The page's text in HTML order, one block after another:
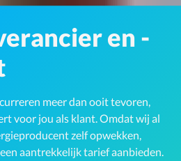
en -
meer dan ooit tevoren,
voor jou als klant. Omdat wij al
zelf opwekken,
aantrekkelijk tarief aanbieden.